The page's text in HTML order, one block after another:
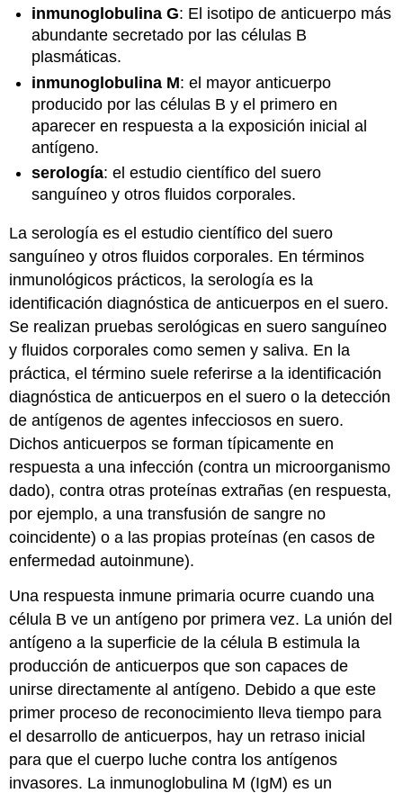
inmunoglobulina G: El isotipo de anticuerpo más
abundante secretado por las células B
plasmáticas.
inmunoglobulina M: el mayor anticuerpo
producido por las células B y el primero en
aparecer en respuesta a la exposición inicial al
antígeno.
serología: el estudio científico del suero
sanguíneo y otros fluidos corporales.
La serología es el estudio científico del suero
sanguíneo y otros fluidos corporales. En términos
inmunológicos prácticos, la serología es la
identificación diagnóstica de anticuerpos en el suero.
Se realizan pruebas serológicas en suero sanguíneo
y fluidos corporales como semen y saliva. En la
práctica, el término suele referirse a la identificación
diagnóstica de anticuerpos en el suero o la detección
de antígenos de agentes infecciosos en suero.
Dichos anticuerpos se forman típicamente en
respuesta a una infección (contra un microorganismo
dado), contra otras proteínas extrañas (en respuesta,
por ejemplo, a una transfusión de sangre no
coincidente) o a las propias proteínas (en casos de
enfermedad autoinmune).
Una respuesta inmune primaria ocurre cuando una
célula B ve un antígeno por primera vez. La unión del
antígeno a la superficie de la célula B estimula la
producción de anticuerpos que son capaces de
unirse directamente al antígeno. Debido a que este
primer proceso de reconocimiento lleva tiempo para
el desarrollo de anticuerpos, hay un retraso inicial
para que el cuerpo luche contra los antígenos
invasores. La inmunoglobulina M (IgM) es un